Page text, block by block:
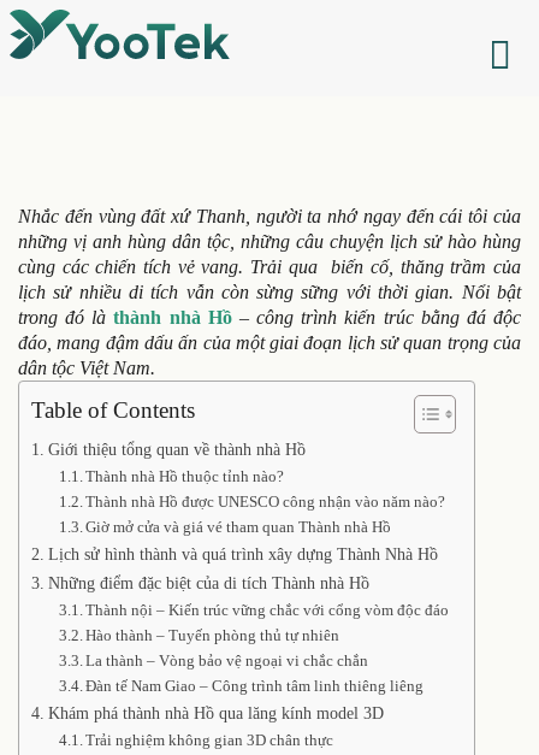
Nhắc đến vùng đất xứ Thanh, người ta nhớ ngay đến cái tôi của
những vị anh hùng dân tộc, những câu chuyện lịch sử hào hùng
cùng các chiến tích vẻ vang. Trải qua biến cố, thăng trầm của
lịch sử nhiều di tích vẫn còn sừng sững với thời gian. Nổi bật
trong đó làthành nhà Hồ– công trình kiến trúc bằng đá độc
đáo, mang đậm dấu ấn của một giai đoạn lịch sử quan trọng của
dân tộc Việt Nam.
Table of Contents
Giới thiệu tổng quan về thành nhà Hồ
Thành nhà Hồ thuộc tỉnh nào?
Thành nhà Hồ được UNESCO công nhận vào năm nào?
Giờ mở cửa và giá vé tham quan Thành nhà Hồ
Lịch sử hình thành và quá trình xây dựng Thành Nhà Hồ
Những điểm đặc biệt của di tích Thành nhà Hồ
Thành nội – Kiến trúc vững chắc với cổng vòm độc đáo
Hào thành – Tuyến phòng thủ tự nhiên
La thành – Vòng bảo vệ ngoại vi chắc chắn
Đàn tế Nam Giao – Công trình tâm linh thiêng liêng
Khám phá thành nhà Hồ qua lăng kính model 3D
Trải nghiệm không gian 3D chân thực